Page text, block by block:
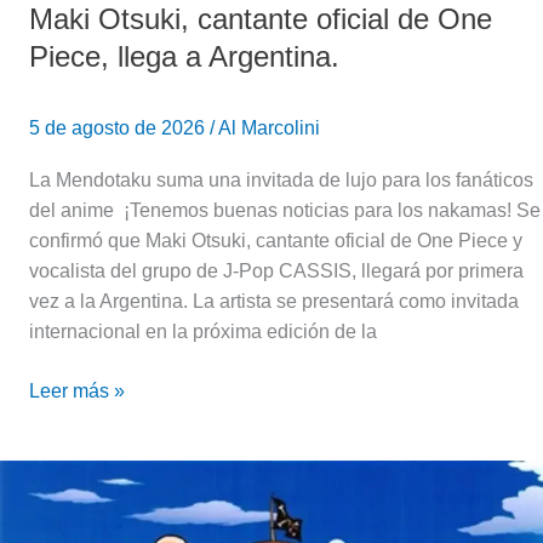
Maki Otsuki, cantante oficial de One
Piece, llega a Argentina.
5 de agosto de 2026 /Al Marcolini
La Mendotaku suma una invitada de lujo para los fanáticos
del anime ¡Tenemos buenas noticias para los nakamas! Se
confirmó que Maki Otsuki, cantante oficial de One Piece y
vocalista del grupo de J-Pop CASSIS, llegará por primera
vez a la Argentina. La artista se presentará como invitada
internacional en la próxima edición de la
Leer más »
Piece